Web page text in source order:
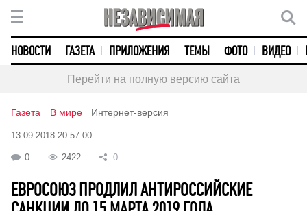
НОВОСТИ ГАЗЕТА ПРИЛОЖЕНИЯ ТЕМЫ ФОТО ВИДЕО
Перейти на полную версию сайта
Газета В мире Интернет-версия
13.09.2018 20:57:00
0 2422 0
ЕВРОСОЮЗ ПРОДЛИЛ АНТИРОССИЙСКИЕ